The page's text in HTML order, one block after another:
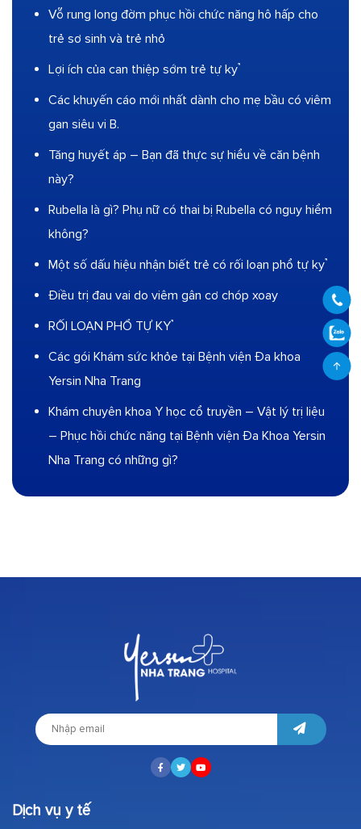
Vỗ rung long đờm phục hồi chức năng hô hấp cho
trẻ sơ sinh và trẻ nhỏ
Lợi ích của can thiệp sớm trẻ tự kỷ
Các khuyến cáo mới nhất dành cho mẹ bầu có viêm
gan siêu vi B.
Tăng huyết áp – Bạn đã thực sự hiểu về căn bệnh
này?
Rubella là gì? Phụ nữ có thai bị Rubella có nguy hiểm
không?
Một số dấu hiệu nhận biết trẻ có rối loạn phổ tự kỷ
Điều trị đau vai do viêm gân cơ chóp xoay
RỐI LOẠN PHỔ TỰ KỶ
Các gói Khám sức khỏe tại Bệnh viện Đa khoa
Yersin Nha Trang
Khám chuyên khoa Y học cổ truyền – Vật lý trị liệu
– Phục hồi chức năng tại Bệnh viện Đa Khoa Yersin
Nha Trang có những gì?
Dịch vụ y tế